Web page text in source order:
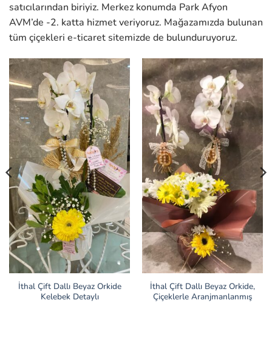
satıcılarından biriyiz. Merkez konumda Park Afyon
AVM’de -2. katta hizmet veriyoruz. Mağazamızda bulunan
tüm çiçekleri e-ticaret sitemizde de bulunduruyoruz.
İthal Çift Dallı Beyaz Orkide
Kelebek Detaylı
İthal Çift Dallı Beyaz Orkide,
Çiçeklerle Aranjmanlanmış